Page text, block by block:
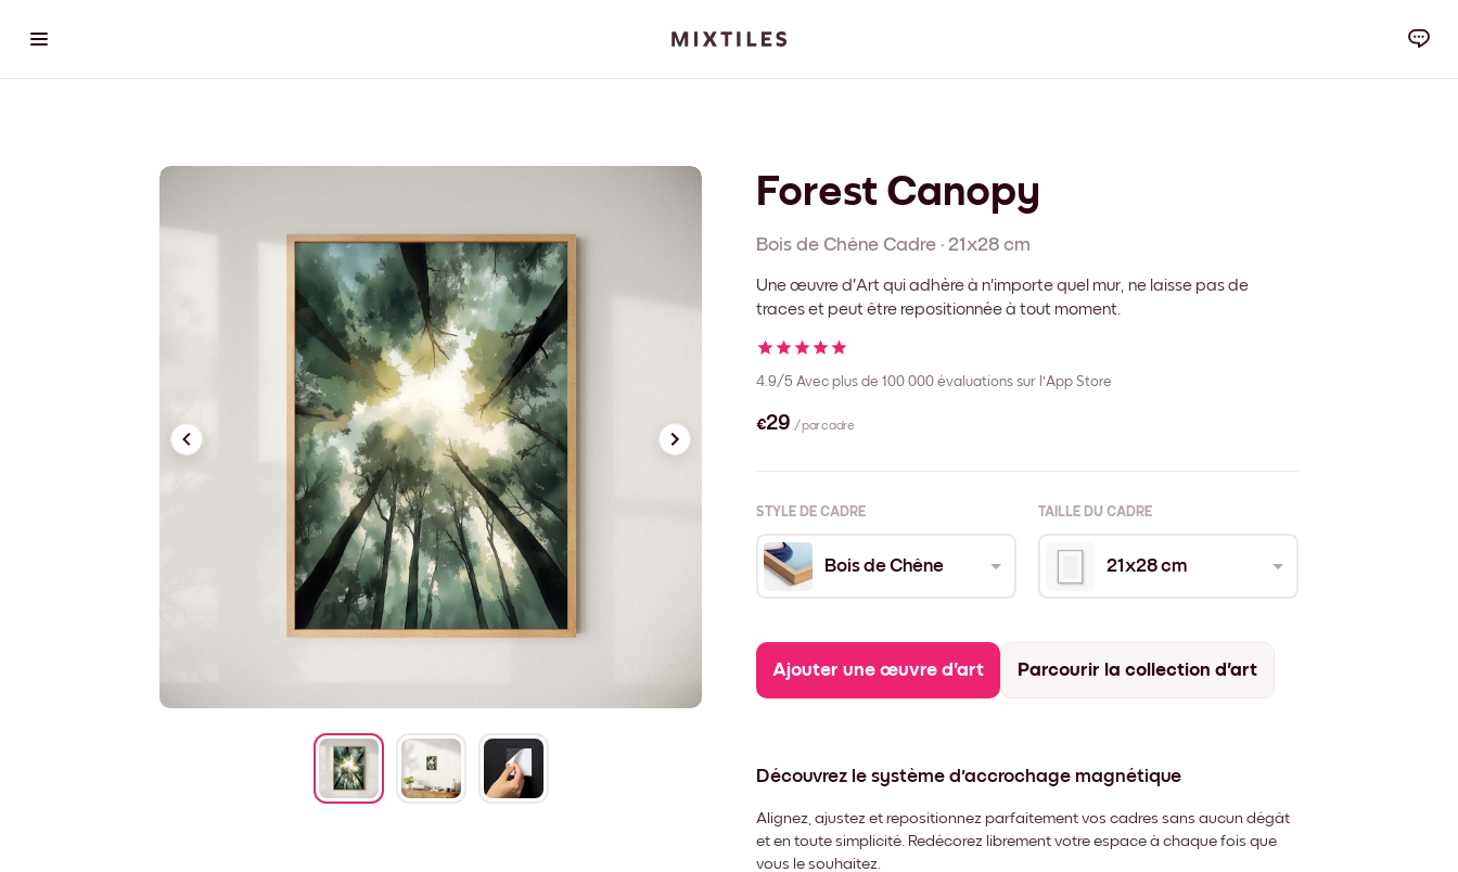
Forest Canopy
Bois de Chêne Cadre · 21x28 cm
Une œuvre d'Art qui adhère à n'importe quel mur, ne laisse pas de
traces et peut être repositionnée à tout moment.
4.9/5 Avec plus de 100 000 évaluations sur l'App Store
€29 / par cadre
STYLE DE CADRE TAILLE DU CADRE
Bois de Chêne 21x28 cm
Ajouter une œuvre d'art Parcourir la collection d'art
Découvrez le système d'accrochage magnétique
Alignez, ajustez et repositionnez parfaitement vos cadres sans aucun dégât
et en toute simplicité. Redécorez librement votre espace à chaque fois que
vous le souhaitez.